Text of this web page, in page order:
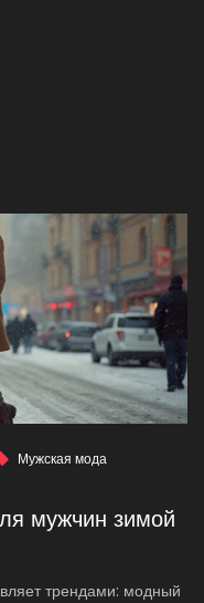
Мужская мода
мужчин зимой
трендами: модный